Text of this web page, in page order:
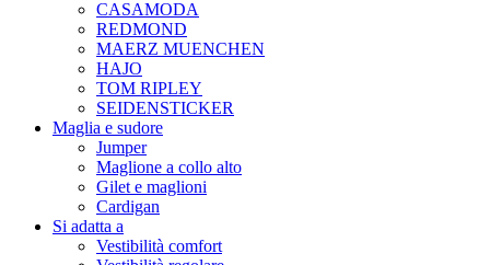
CASAMODA
REDMOND
MAERZ MUENCHEN
HAJO
TOM RIPLEY
SEIDENSTICKER
Maglia e sudore
Jumper
Maglione a collo alto
Gilet e maglioni
Cardigan
Si adatta a
Vestibilità comfort